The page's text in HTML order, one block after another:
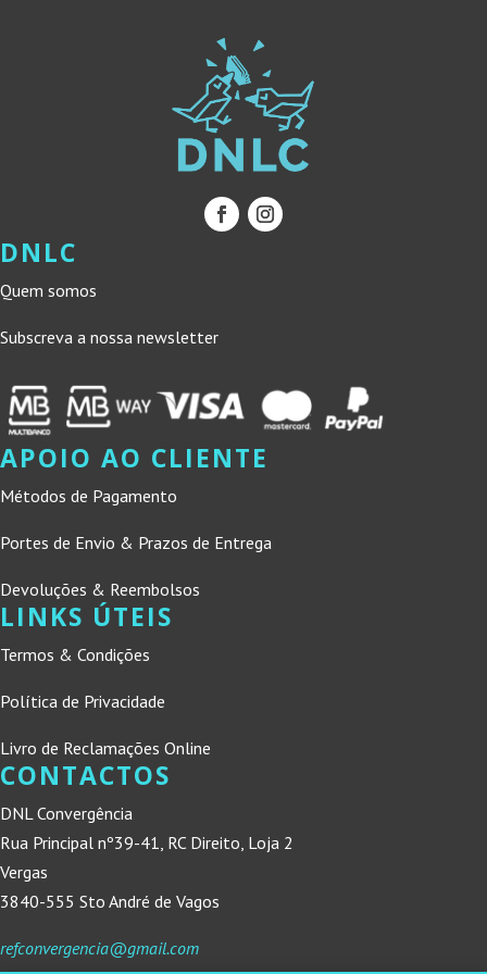
DNLC
Quem somos
Subscreva a nossa newsletter
APOIO AO CLIENTE
Métodos de Pagamento
Portes de Envio & Prazos de Entrega
Devoluções & Reembolsos
LINKS ÚTEIS
Termos & Condições
Política de Privacidade
Livro de Reclamações Online
CONTACTOS
DNL Convergência
Rua Principal nº39-41, RC Direito, Loja 2
Vergas
3840-555 Sto André de Vagos
refconvergencia@gmail.com